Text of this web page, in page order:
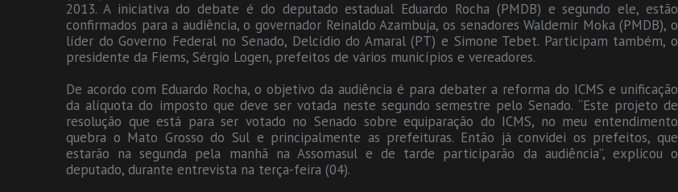
2013. A iniciativa do debate é do deputado estadual Eduardo Rocha (PMDB) e segundo ele, estão
confirmados para a audiência, o governador Reinaldo Azambuja, os senadores Waldemir Moka (PMDB), o
líder do Governo Federal no Senado, Delcídio do Amaral (PT) e Simone Tebet. Participam também, o
presidente da Fiems, Sérgio Logen, prefeitos de vários municípios e vereadores.
De acordo com Eduardo Rocha, o objetivo da audiência é para debater a reforma do ICMS e unificação
da alíquota do imposto que deve ser votada neste segundo semestre pelo Senado. “Este projeto de
resolução que está para ser votado no Senado sobre equiparação do ICMS, no meu entendimento
quebra o Mato Grosso do Sul e principalmente as prefeituras. Então já convidei os prefeitos, que
estarão na segunda pela manhã na Assomasul e de tarde participarão da audiência”, explicou o
deputado, durante entrevista na terça-feira (04).